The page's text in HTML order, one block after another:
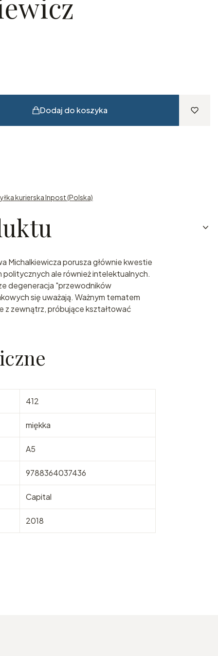
Dodaj do koszyka
kurierska Inpost (Polska)
Michalkiewicza porusza głównie kwestie
ale również intelektualnych.
degeneracja "przewodników
się uważają. Ważnym tematem
z zewnątrz, próbujące kształtować
412
miękka
A5
9788364037436
Capital
2018